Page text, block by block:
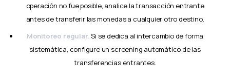
operación no fue posible, analice la transacción entrante
antes de transferir las monedas a cualquier otro destino.
Monitoreo regular.Si se dedica al intercambio de forma
sistemática, configure un screening automático de las
transferencias entrantes.